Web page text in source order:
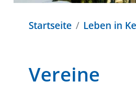
Startseite Leben in
Vereine